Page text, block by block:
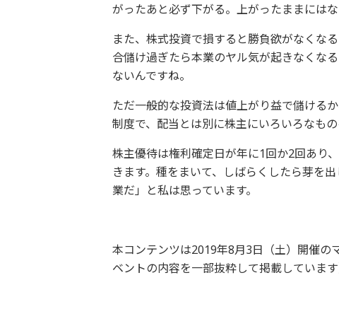
がったあと必ず下がる。上がったままにはな
また、株式投資で損すると勝負欲がなくな
合儲け過ぎたら本業のヤル気が起きなくな
ないんですね。
ただ一般的な投資法は値上がり益で儲ける
制度で、配当とは別に株主にいろいろなもの
株主優待は権利確定日が年に1回か2回あり
きます。種をまいて、しばらくしたら芽を
業だ」と私は思っています。
本コンテンツは2019年8月3日（土）開催の
ベントの内容を一部抜粋して掲載しています